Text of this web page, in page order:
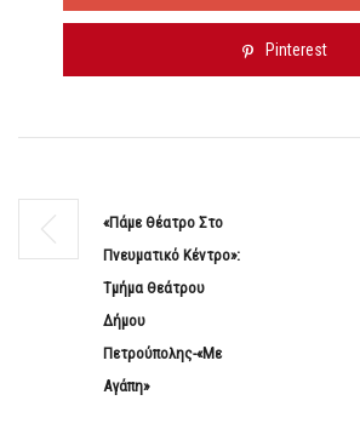
Pinterest
«Πάμε Θέατρο Στο
Πνευματικό Κέντρο»:
Τμήμα Θεάτρου
Δήμου
Πετρούπολης-«Με
Αγάπη»